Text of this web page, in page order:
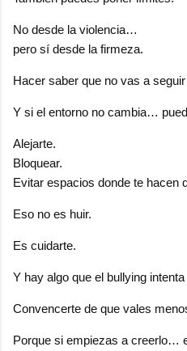
No desde la violencia…
pero sí desde la firmeza.
Hacer saber que no vas a
Y si el entorno no cambia…
Alejarte.
Bloquear.
Evitar espacios donde te hacen
Eso no es huir.
Es cuidarte.
Y hay algo que el bullying
Convencerte de que vales
Porque si empiezas a creerlo…